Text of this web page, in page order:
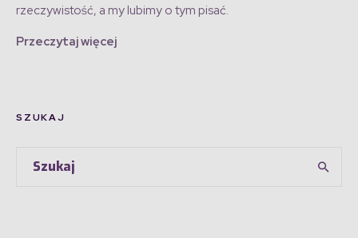
rzeczywistość, a my lubimy o tym pisać.
Przeczytaj więcej
SZUKAJ